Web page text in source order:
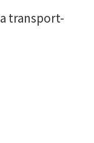
transport-